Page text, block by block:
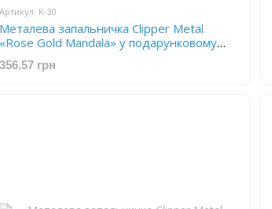
Артикул: K-30
Металева запальничка Clipper Metal
«Rose Gold Mandala» у подарунковому
футлярі K-30
356.57 грн